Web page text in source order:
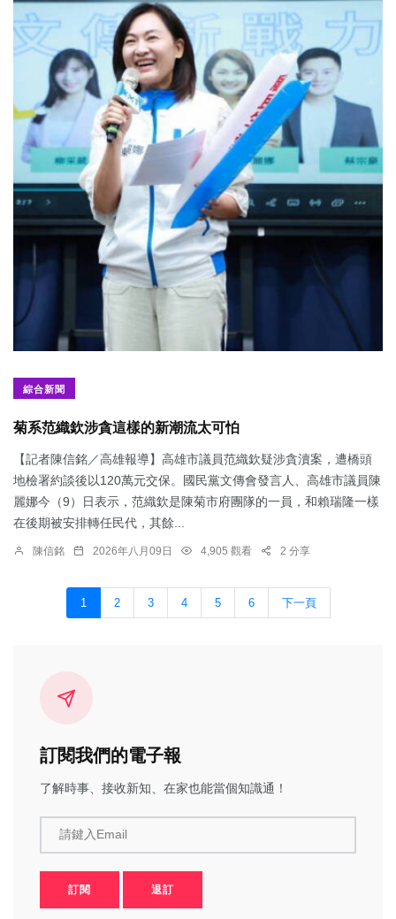
綜合新聞
菊系范織欽涉貪這樣的新潮流太可怕
【記者陳信銘／高雄報導】高雄市議員范織欽疑涉貪瀆案，遭橋頭
地檢署約談後以120萬元交保。國民黨文傳會發言人、高雄市議員陳
麗娜今（9）日表示，范織欽是陳菊市府團隊的一員，和賴瑞隆一樣
在後期被安排轉任民代，其餘...
陳信銘 2026年八月09日 4,905 觀看 2 分享
1 2 3 4 5 6 下一頁
訂閱我們的電子報
了解時事、接收新知、在家也能當個知識通！
請鍵入Email
訂閱 退訂